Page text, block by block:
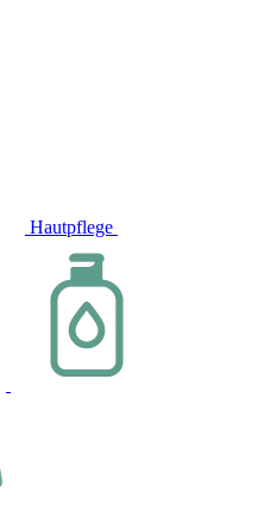
Hautpflege